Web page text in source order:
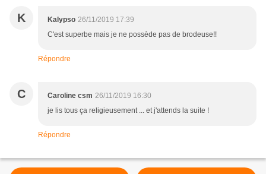
K Kalypso 26/11/2019 17:39
C'est superbe mais je ne possède pas de brodeuse!!
Répondre
C Caroline csm 26/11/2019 16:30
je lis tous ça religieusement ... et j'attends la suite !
Répondre